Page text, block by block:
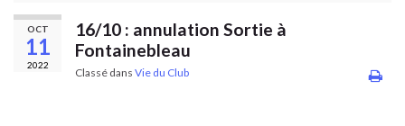
OCT
11
2022
16/10 : annulation Sortie à
Fontainebleau
Classé dans Vie du Club